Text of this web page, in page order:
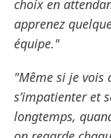
choix en
apprenez
équipe."
"Même si je vois
s’impatienter et
longtemps,